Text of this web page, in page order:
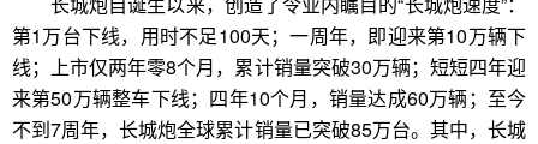
第1万台下线，用时不足100天；一周年，即迎来第10万辆下
线；上市仅两年零8个月，累计销量突破30万辆；短短四年迎
来第50万辆整车下线；四年10个月，销量达成60万辆；至今
不到7周年，长城炮全球累计销量已突破85万台。其中，长城